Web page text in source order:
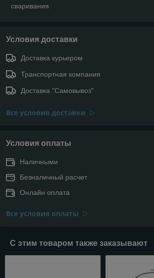
сваривания
Условия доставки
Доставка курьером
Транспортная компания
Доставка "Самовывоз"
Все условия доставки
Условия оплаты
Наличными
Безналичный расчет
Онлайн оплата
Все условия оплаты
С этим товаром также заказывают